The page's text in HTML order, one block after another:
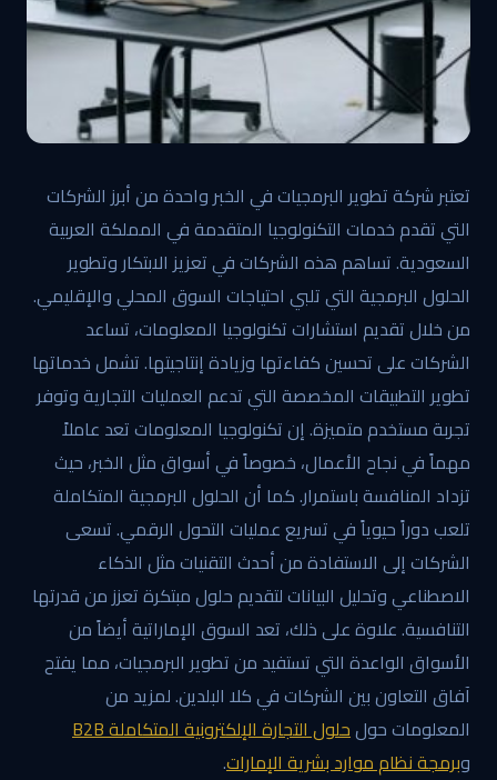
تعتبر شركة تطوير البرمجيات في الخبر واحدة من أبرز الشركات
التي تقدم خدمات التكنولوجيا المتقدمة في المملكة العربية
السعودية. تساهم هذه الشركات في تعزيز الابتكار وتطوير
الحلول البرمجية التي تلبي احتياجات السوق المحلي والإقليمي.
من خلال تقديم استشارات تكنولوجيا المعلومات، تساعد
الشركات على تحسين كفاءتها وزيادة إنتاجيتها. تشمل خدماتها
تطوير التطبيقات المخصصة التي تدعم العمليات التجارية وتوفر
تجربة مستخدم متميزة. إن تكنولوجيا المعلومات تعد عاملاً
مهماً في نجاح الأعمال، خصوصاً في أسواق مثل الخبر، حيث
تزداد المنافسة باستمرار. كما أن الحلول البرمجية المتكاملة
تلعب دوراً حيوياً في تسريع عمليات التحول الرقمي. تسعى
الشركات إلى الاستفادة من أحدث التقنيات مثل الذكاء
الاصطناعي وتحليل البيانات لتقديم حلول مبتكرة تعزز من قدرتها
التنافسية. علاوة على ذلك، تعد السوق الإماراتية أيضاً من
الأسواق الواعدة التي تستفيد من تطوير البرمجيات، مما يفتح
آفاق التعاون بين الشركات في كلا البلدين. لمزيد من
المعلومات حولحلول التجارة الإلكترونية المتكاملة B2B
وبرمجة نظام موارد بشرية الإمارات.